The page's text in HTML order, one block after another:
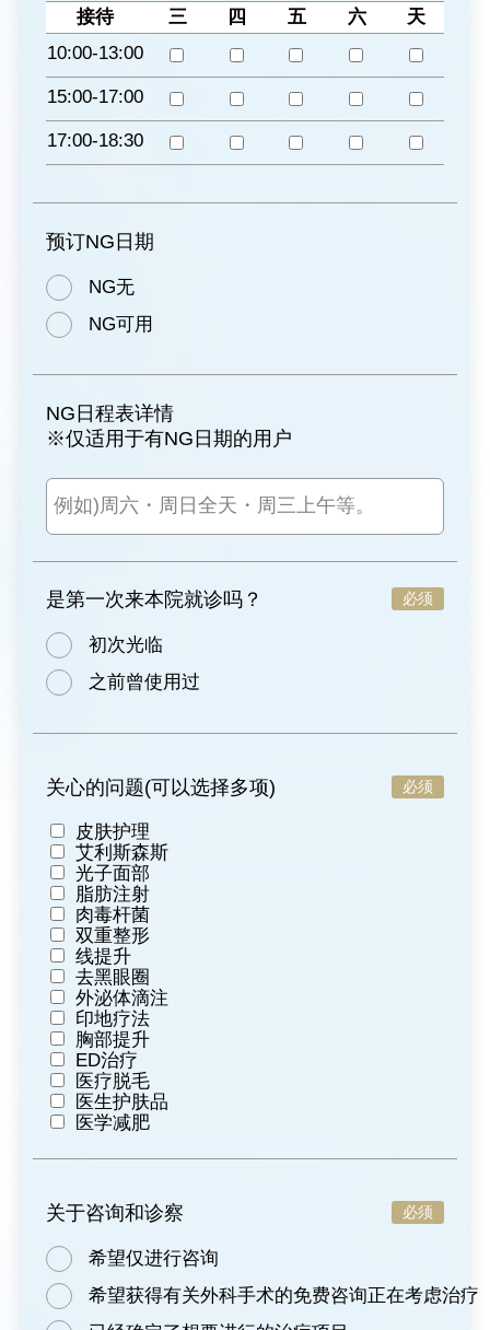
接待 三 四 五 六
天
10:00-13:00
15:00-17:00
17:00-18:30
预订NG日期
NG无
NG可用
NG日程表详情
※仅适用于有NG日期的用户
是第一次来本院就诊吗？ 必须
初次光临
之前曾使用过
关心的问题(可以选择多项) 必须
皮肤护理
艾利斯森斯
光子面部
脂肪注射
肉毒杆菌
双重整形
线提升
去黑眼圈
外泌体滴注
印地疗法
胸部提升
ED治疗
医疗脱毛
医生护肤品
医学减肥
关于咨询和诊察 必须
希望仅进行咨询
希望获得有关外科手术的免费咨询正在考虑治疗